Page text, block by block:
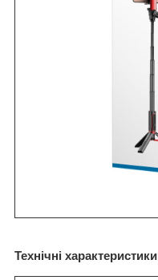
Технічні характеристики